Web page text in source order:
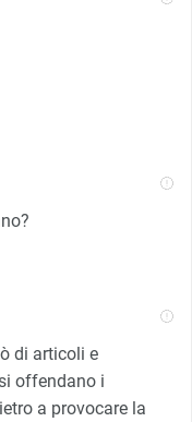
di articoli e
offendano i
a provocare la